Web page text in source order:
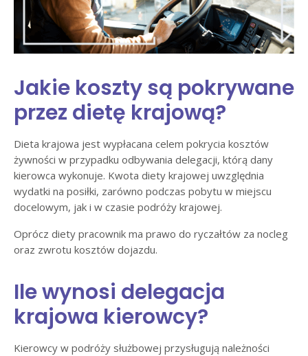
Jakie koszty są pokrywane
przez dietę krajową?
Dieta krajowa jest wypłacana celem pokrycia kosztów
żywności w przypadku odbywania delegacji, którą dany
kierowca wykonuje. Kwota diety krajowej uwzględnia
wydatki na posiłki, zarówno podczas pobytu w miejscu
docelowym, jak i w czasie podróży krajowej.
Oprócz diety pracownik ma prawo do ryczałtów za nocleg
oraz zwrotu kosztów dojazdu.
Ile wynosi delegacja
krajowa kierowcy?
Kierowcy w podróży służbowej przysługują należności